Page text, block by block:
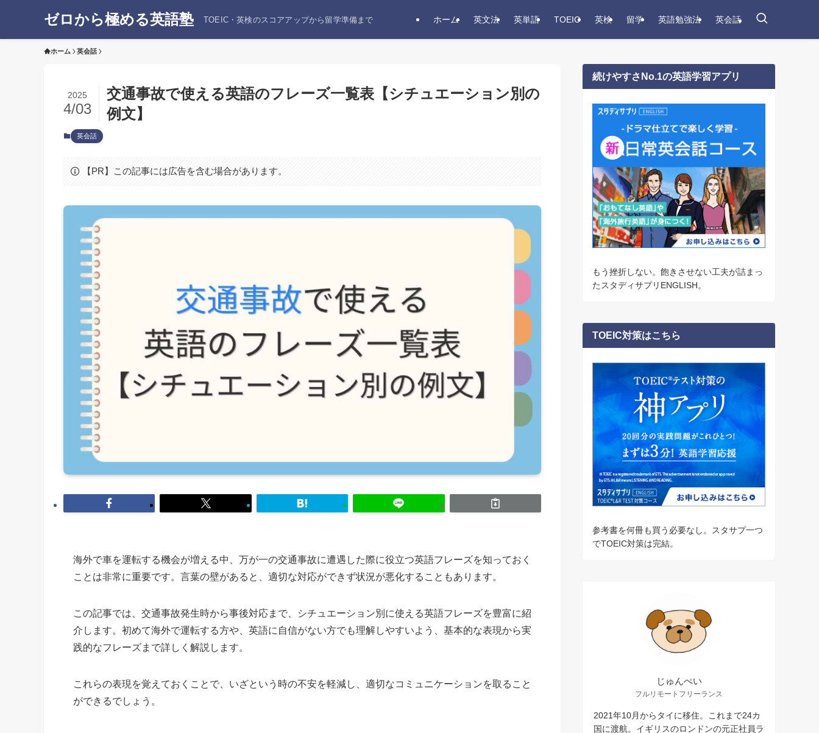
ゼロから極める英語塾 TOEIC・英検のスコアアップから留学準備まで ホーム 英文法 英単語 TOEIC 英検 留学 英語勉強法 英会話
ホーム 英会話
交通事故で使える英語のフレーズ一覧表【シチュエーション別の
例文】
2025
4/03
英会話
【PR】この記事には広告を含む場合があります。
海外で車を運転する機会が増える中、万が一の交通事故に遭遇した際に役立つ英語フレーズを知っておく
ことは非常に重要です。言葉の壁があると、適切な対応ができず状況が悪化することもあります。
この記事では、交通事故発生時から事後対応まで、シチュエーション別に使える英語フレーズを豊富に紹
介します。初めて海外で運転する方や、英語に自信がない方でも理解しやすいよう、基本的な表現から実
践的なフレーズまで詳しく解説します。
これらの表現を覚えておくことで、いざという時の不安を軽減し、適切なコミュニケーションを取ること
ができるでしょう。
続けやすさNo.1の英語学習アプリ
もう挫折しない。飽きさせない工夫が詰まっ
たスタディサプリENGLISH。
TOEIC対策はこちら
参考書を何冊も買う必要なし。スタサプ一つ
でTOEIC対策は完結。
じゅんぺい
フルリモートフリーランス
2021年10月からタイに移住。これまで24カ
国に渡航。イギリスのロンドンの元正社員ラ